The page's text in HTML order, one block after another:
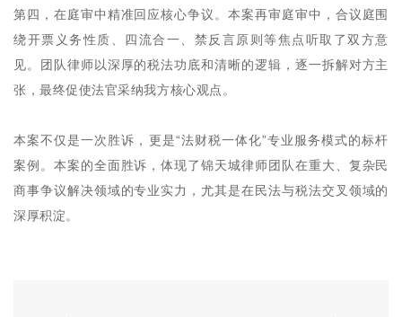
第四，在庭审中精准回应核心争议。本案再审庭审中，合议庭围
绕开票义务性质、四流合一、禁反言原则等焦点听取了双方意
见。团队律师以深厚的税法功底和清晰的逻辑，逐一拆解对方主
张，最终促使法官采纳我方核心观点。
本案不仅是一次胜诉，更是“法财税一体化”专业服务模式的标杆
案例。本案的全面胜诉，体现了锦天城律师团队在重大、复杂民
商事争议解决领域的专业实力，尤其是在民法与税法交叉领域的
深厚积淀。